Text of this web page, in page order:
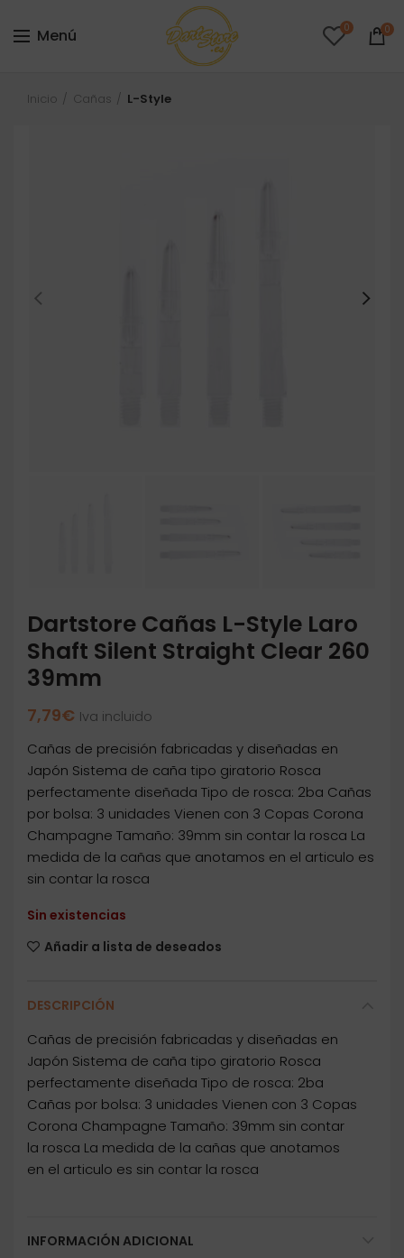
Menú 0 0
Inicio Cañas L-Style
Dartstore Cañas L-Style Laro
Shaft Silent Straight Clear 260
39mm
7,79€ Iva incluido
Cañas de precisión fabricadas y diseñadas en
Japón Sistema de caña tipo giratorio Rosca
perfectamente diseñada Tipo de rosca: 2ba Cañas
por bolsa: 3 unidades Vienen con 3 Copas Corona
Champagne Tamaño: 39mm sin contar la rosca La
medida de la cañas que anotamos en el articulo es
sin contar la rosca
Sin existencias
Añadir a lista de deseados
DESCRIPCIÓN
Cañas de precisión fabricadas y diseñadas en
Japón Sistema de caña tipo giratorio Rosca
perfectamente diseñada Tipo de rosca: 2ba
Cañas por bolsa: 3 unidades Vienen con 3 Copas
Corona Champagne Tamaño: 39mm sin contar
la rosca La medida de la cañas que anotamos
en el articulo es sin contar la rosca
INFORMACIÓN ADICIONAL